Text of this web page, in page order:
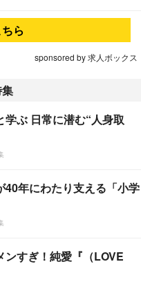
ら
sponsored by 求人ボックス
学ぶ 日常に潜む“人身取
40年にわたり支える「小学
ンすぎ！純愛『（LOVE